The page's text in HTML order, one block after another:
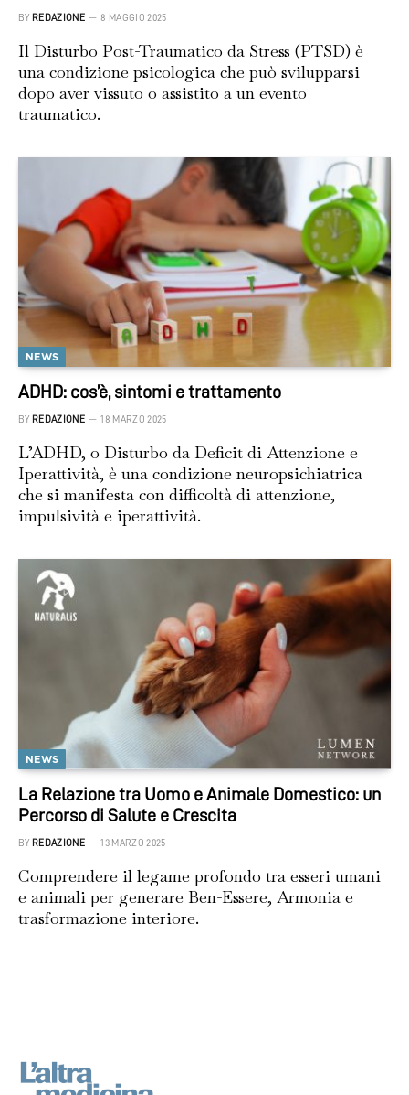
BY REDAZIONE 8 MAGGIO 2025
Il Disturbo Post-Traumatico da Stress (PTSD) è
una condizione psicologica che può svilupparsi
dopo aver vissuto o assistito a un evento
traumatico.
NEWS
ADHD: cos’è, sintomi e trattamento
BY REDAZIONE 18 MARZO 2025
L’ADHD, o Disturbo da Deficit di Attenzione e
Iperattività, è una condizione neuropsichiatrica
che si manifesta con difficoltà di attenzione,
impulsività e iperattività.
NEWS
La Relazione tra Uomo e Animale Domestico: un
Percorso di Salute e Crescita
BY REDAZIONE 13 MARZO 2025
Comprendere il legame profondo tra esseri umani
e animali per generare Ben-Essere, Armonia e
trasformazione interiore.